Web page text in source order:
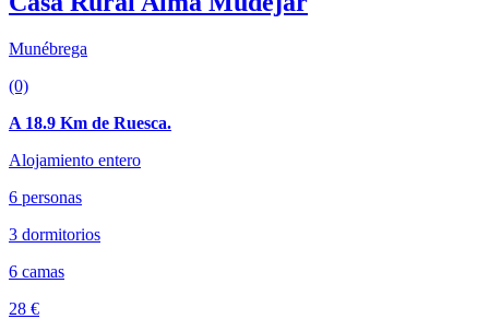
Munébrega
(0)
A 18.9 Km de Ruesca.
Alojamiento entero
6 personas
3 dormitorios
6 camas
28 €